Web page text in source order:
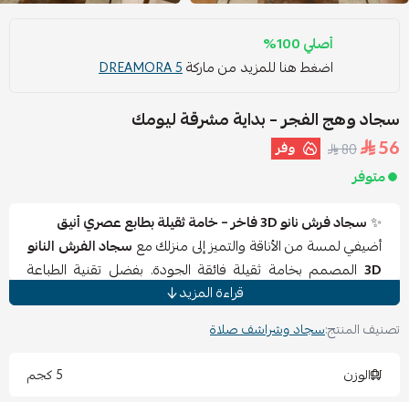
أصلي 100%
اضغط هنا للمزيد من ماركةDREAMORA 5
سجاد وهج الفجر – بداية مشرقة ليومك
56
80 وفر
متوفر
✨سجاد فرش نانو 3D فاخر – خامة ثقيلة بطابع عصري أنيق
أضيفي لمسة من الأناقة والتميز إلى منزلك مع سجاد الفرش النانو
3D المصمم بخامة ثقيلة فائقة الجودة. بفضل تقنية الطباعة
ثلاثية الأبعاد، يمنحك السجاد عمقاً بصرياً رائعاً وألواناً واضحة
ليغطي المساحات بشكل مثالي مع ملمس ناعم مريح تحت
الأقدام.
✅ المميزات
قراءة المزيد
تصنيف المنتج:سجاد وشراشف صلاة
الوزن
5 كجم